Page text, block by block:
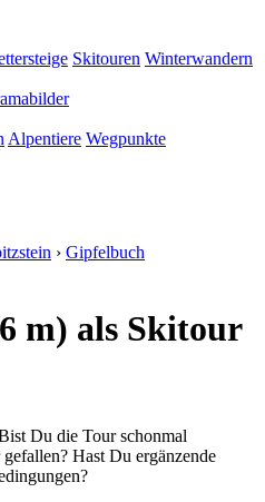
Skitouren Winterwandern
Alpentiere Wegpunkte
› Gipfelbuch
m) als Skitour
Du die Tour schonmal
Hast Du ergänzende